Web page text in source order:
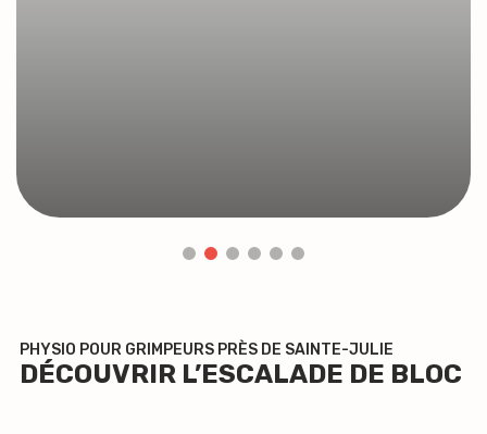
PHYSIO POUR GRIMPEURS PRÈS DE SAINTE-JULIE
DÉCOUVRIR L’ESCALADE DE BLOC